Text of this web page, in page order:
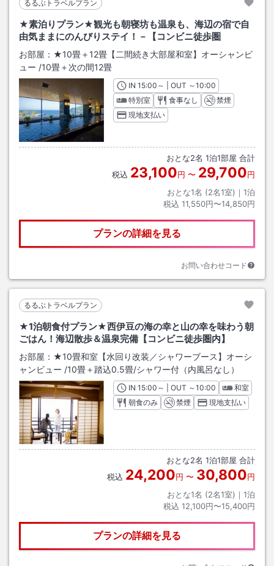
るるぶトラベルプラン
★素泊りプラン★観光も朝寝坊も温泉も、海辺の宿で自
由気ままにのんびりステイ！－【コンビニ徒歩圏
お部屋： ★10畳＋12畳【二間続き大部屋和室】オーシャンビ
ュー /10畳＋次の間12畳
INチェックイン
15:00 ～ | OUT チェックアウト
～10:00
特別室
食事なし
禁煙
現地支払い
おとな2名 1泊1部屋 合計
税込 23,100円 〜 29,700円
おとな1名 (2名1室)｜ 1泊
税込 11,550円〜14,850円
プランの詳細を見る
お問い合わせコード
るるぶトラベルプラン
★1泊朝食付プラン★西伊豆の海の幸と山の幸を味わう朝
ごはん！海辺散歩＆温泉完備【コンビニ徒歩圏内】
お部屋： ★10畳和室【水回り改装／シャワーブース】オーシ
ャンビュー /10畳＋踏込0.5畳/シャワー付（内風呂なし）
INチェックイン
15:00 ～ | OUT チェックアウト
～10:00
和室
朝食のみ
禁煙 現地支払い
おとな2名 1泊1部屋 合計
税込 24,200円 〜 30,800円
おとな1名 (2名1室)｜ 1泊
税込 12,100円〜15,400円
プランの詳細を見る